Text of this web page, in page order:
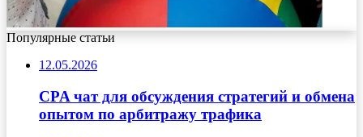
Популярные статьи
12.05.2026
CPA чат для обсуждения стратегий и обмена
опытом по арбитражу трафика